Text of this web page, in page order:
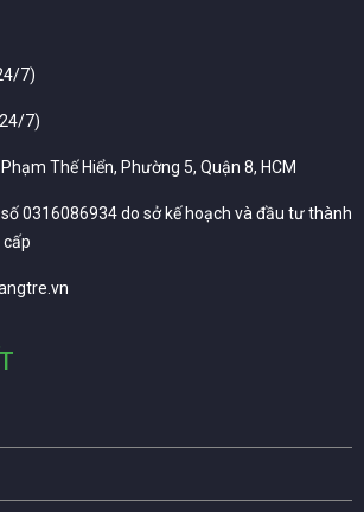
7)
7)
Thế Hiển, Phường 5, Quận 8, HCM
số 0316086934 do sở kế hoạch và đầu tư thành
cấp